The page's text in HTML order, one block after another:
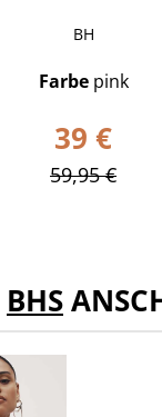
BH
Farbepink
39 €
59,95 €
BHS